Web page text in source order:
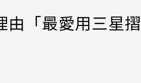
「最愛用三星